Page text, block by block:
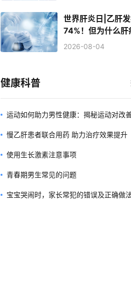
世界肝炎日|乙肝
74%！但为什么肝
数反而增加了？
2026-08-04
健康科普
运动如何助力男性健康：揭秘运动对改
障碍的积极作用
慢乙肝患者联合用药 助力治疗效果提升
使用生长激素注意事项
青春期男生常见的问题
宝宝哭闹时，家长常犯的错误及正确做